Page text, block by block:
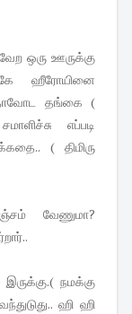
ஒரு ஊருக்கு
ஹீரோயினை
தங்கை (
எப்படி
( திமிரு
வேணுமா?
நமக்கு
ஹி ஹி